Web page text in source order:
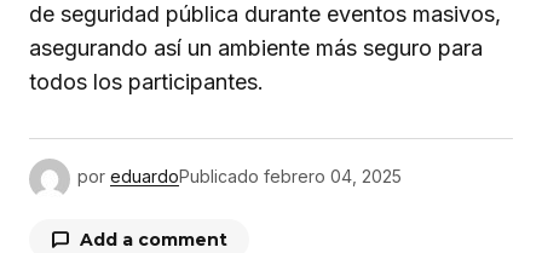
de seguridad pública durante eventos masivos,
asegurando así un ambiente más seguro para
todos los participantes.
por eduardoPublicado febrero 04, 2025
Add a comment